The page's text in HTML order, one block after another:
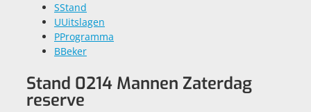
SStand
UUitslagen
PProgramma
BBeker
Stand 0214 Mannen Zaterdag
reserve